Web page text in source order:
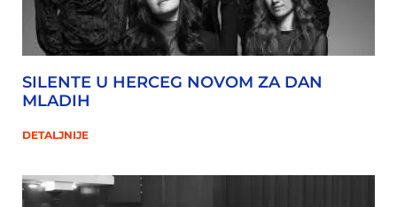
SILENTE U HERCEG NOVOM ZA DAN
MLADIH
DETALJNIJE